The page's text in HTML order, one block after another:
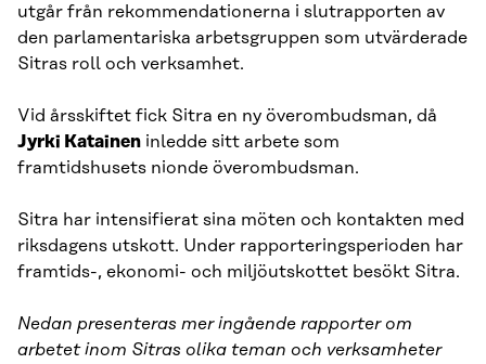
utgår från rekommendationerna i slutrapporten av
den parlamentariska arbetsgruppen som utvärderade
Sitras roll och verksamhet.
Vid årsskiftet fick Sitra en ny överombudsman, då
Jyrki Katainen inledde sitt arbete som
framtidshusets nionde överombudsman.
Sitra har intensifierat sina möten och kontakten med
riksdagens utskott. Under rapporteringsperioden har
framtids-, ekonomi- och miljöutskottet besökt Sitra.
Nedan presenteras mer ingående rapporter om
arbetet inom Sitras olika teman och verksamheter